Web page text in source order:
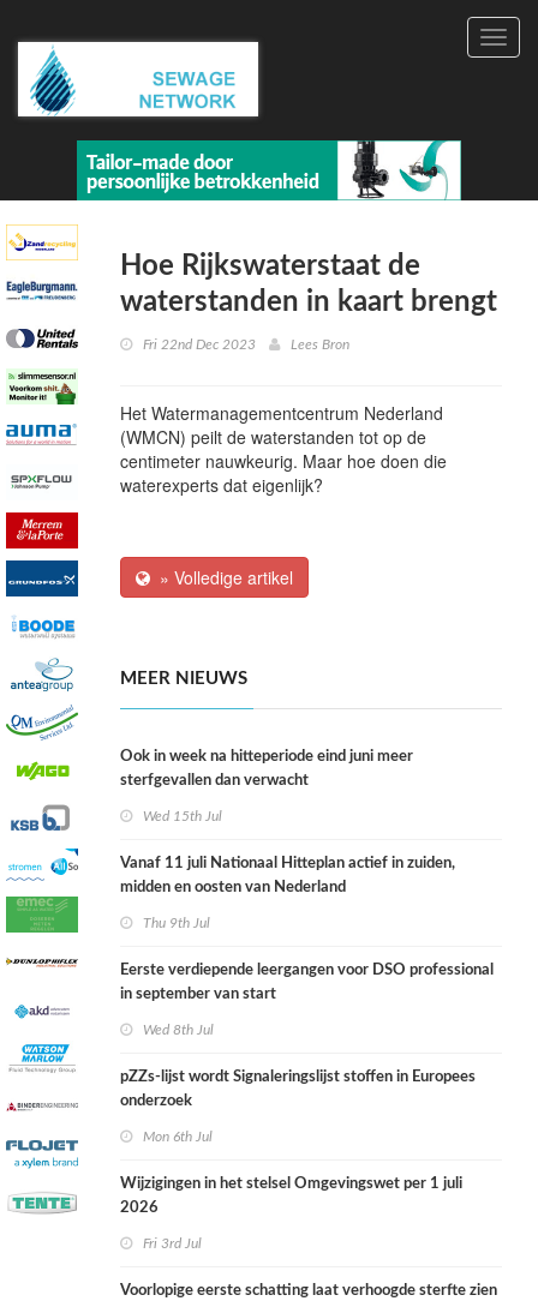
Hoe Rijkswaterstaat de
waterstanden in kaart brengt
Fri 22nd Dec 2023 Lees Bron
Het Watermanagementcentrum Nederland
(WMCN) peilt de waterstanden tot op de
centimeter nauwkeurig. Maar hoe doen die
waterexperts dat eigenlijk?
» Volledige artikel
MEER NIEUWS
Ook in week na hitteperiode eind juni meer
sterfgevallen dan verwacht
Wed 15th Jul
Vanaf 11 juli Nationaal Hitteplan actief in zuiden,
midden en oosten van Nederland
Thu 9th Jul
Eerste verdiepende leergangen voor DSO professional
in september van start
Wed 8th Jul
pZZs-lijst wordt Signaleringslijst stoffen in Europees
onderzoek
Mon 6th Jul
Wijzigingen in het stelsel Omgevingswet per 1 juli
2026
Fri 3rd Jul
Voorlopige eerste schatting laat verhoogde sterfte zien